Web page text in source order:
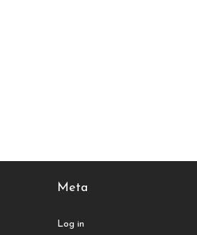
Meta
Log in